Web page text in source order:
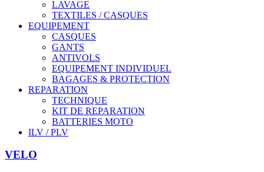
LAVAGE
TEXTILES / CASQUES
EQUIPEMENT
CASQUES
GANTS
ANTIVOLS
EQUIPEMENT INDIVIDUEL
BAGAGES & PROTECTION
REPARATION
TECHNIQUE
KIT DE REPARATION
BATTERIES MOTO
ILV / PLV
VELO